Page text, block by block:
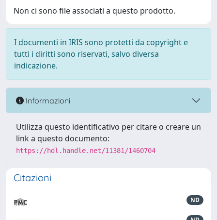
Non ci sono file associati a questo prodotto.
I documenti in IRIS sono protetti da copyright e
tutti i diritti sono riservati, salvo diversa
indicazione.
Informazioni
Utilizza questo identificativo per citare o creare un
link a questo documento:
https://hdl.handle.net/11381/1460704
Citazioni
ND